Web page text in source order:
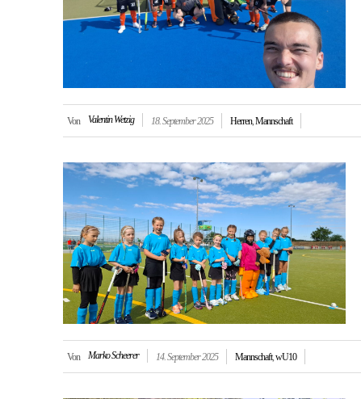
Von Valentin Wetzig 18. September 2025 Herren,Mannschaft
Von Marko Scheerer 14. September 2025 Mannschaft,wU10